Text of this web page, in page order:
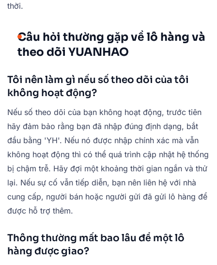
thời.
Câu hỏi thường gặp về lô hàng và
theo dõi YUANHAO
Tôi nên làm gì nếu số theo dõi của tôi
không hoạt động?
Nếu số theo dõi của bạn không hoạt động, trước tiên
hãy đảm bảo rằng bạn đã nhập đúng định dạng, bắt
đầu bằng 'YH'. Nếu nó được nhập chính xác mà vẫn
không hoạt động thì có thể quá trình cập nhật hệ thống
bị chậm trễ. Hãy đợi một khoảng thời gian ngắn và thử
lại. Nếu sự cố vẫn tiếp diễn, bạn nên liên hệ với nhà
cung cấp, người bán hoặc người gửi đã gửi lô hàng để
được hỗ trợ thêm.
Thông thường mất bao lâu để một lô
hàng được giao?